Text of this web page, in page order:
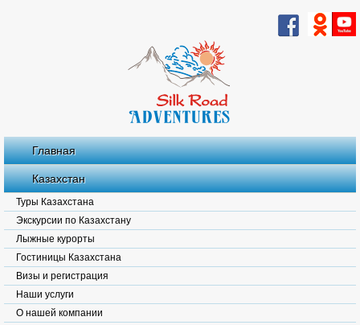
Главная
Казахстан
Туры Казахстана
Экскурсии по Казахстану
Лыжные курорты
Гостиницы Казахстана
Визы и регистрация
Наши услуги
О нашей компании